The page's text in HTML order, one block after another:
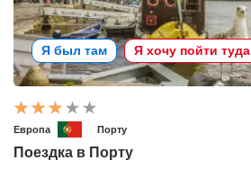
Я был там Я хочу пойти туда
Европа Порту
Поездка в Порту